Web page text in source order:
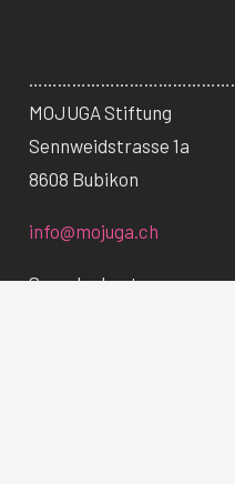
…………………………………….
MOJUGA Stiftung
Sennweidstrasse 1a
8608 Bubikon
info@mojuga.ch
Spendenkonto